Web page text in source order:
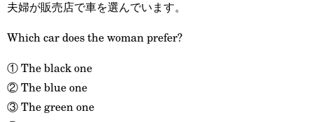
夫婦が販売店で車を選んでいます。
Which car does the woman prefer?
① The black one
② The blue one
③ The green one